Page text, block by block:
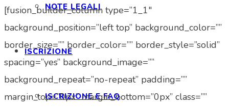
NOTE LEGALI
ISCRIZIONE
ISCRIZIONE E FAQ
[fusion_builder_column type=”1_1″
background_position=”left top” background_color=””
border_size=”” border_color=”” border_style=”solid”
spacing=”yes” background_image=””
background_repeat=”no-repeat” padding=””
margin_top=”0px” margin_bottom=”0px” class=””